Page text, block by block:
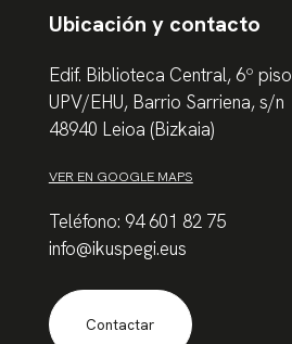
Ubicación y contacto
Edif. Biblioteca Central, 6º piso
UPV/EHU, Barrio Sarriena, s/n
48940 Leioa (Bizkaia)
VER EN GOOGLE MAPS
Teléfono: 94 601 82 75
info@ikuspegi.eus
Contactar